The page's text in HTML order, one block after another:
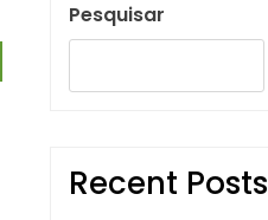
Pesquisar
Recent Posts